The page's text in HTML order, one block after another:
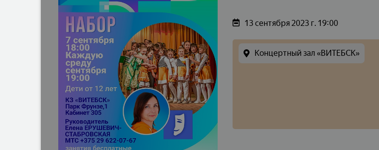
13 сентября 2023 г. 19:00
Концертный зал «ВИТЕБСК»